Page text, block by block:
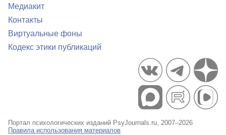
Медиакит
Контакты
Виртуальные фоны
Кодекс этики публикаций
Портал психологических изданий PsyJournals.ru, 2007–2026
Правила использования материалов